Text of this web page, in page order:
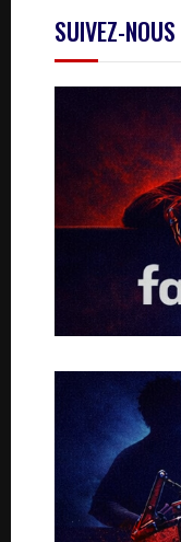
SUIVEZ-NOUS